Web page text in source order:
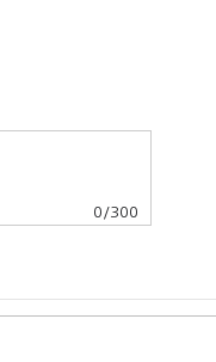
0 /300